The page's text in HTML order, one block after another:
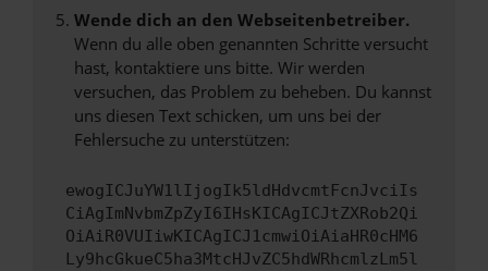
Wende dich an den Webseitenbetreiber.
Wenn du alle oben genannten Schritte versucht
hast, kontaktiere uns bitte. Wir werden
versuchen, das Problem zu beheben. Du kannst
uns diesen Text schicken, um uns bei der
Fehlersuche zu unterstützen:
ewogICJuYW1lIjogIk5ldHdvcmtFcnJvciIs
CiAgImNvbmZpZyI6IHsKICAgICJtZXRob2Qi
OiAiR0VUIiwKICAgICJ1cmwiOiAiaHR0cHM6
Ly9hcGkueC5ha3MtcHJvZC5hdWRhcmlzLm5l